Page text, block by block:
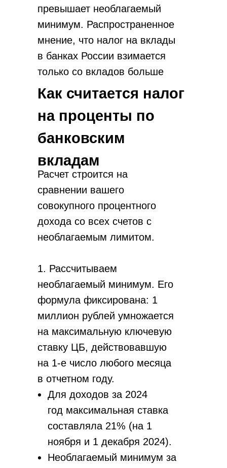
превышает необлагаемый
минимум. Распространенное
мнение, что налог на вклады
в банках России взимается
только со вкладов больше
миллиона, неверно. Важна
начисленных процентов, а не
размер сбережений.
Как считается налог
на проценты по
банковским
вкладам
Расчет строится на
сравнении вашего
совокупного процентного
дохода со всех счетов с
необлагаемым лимитом.
1. Рассчитываем
необлагаемый минимум. Его
формула фиксирована: 1
миллион рублей умножается
на максимальную ключевую
ставку ЦБ, действовавшую
на 1-е число любого месяца
в отчетном году.
Для доходов за 2024
год максимальная ставка
составляла 21% (на 1
ноября и 1 декабря 2024).
Необлагаемый минимум за